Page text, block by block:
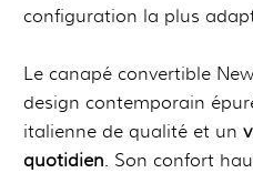
configuration la plus
Le canapé convertible
design contemporain
italienne de qualité et un
quotidien. Son confort